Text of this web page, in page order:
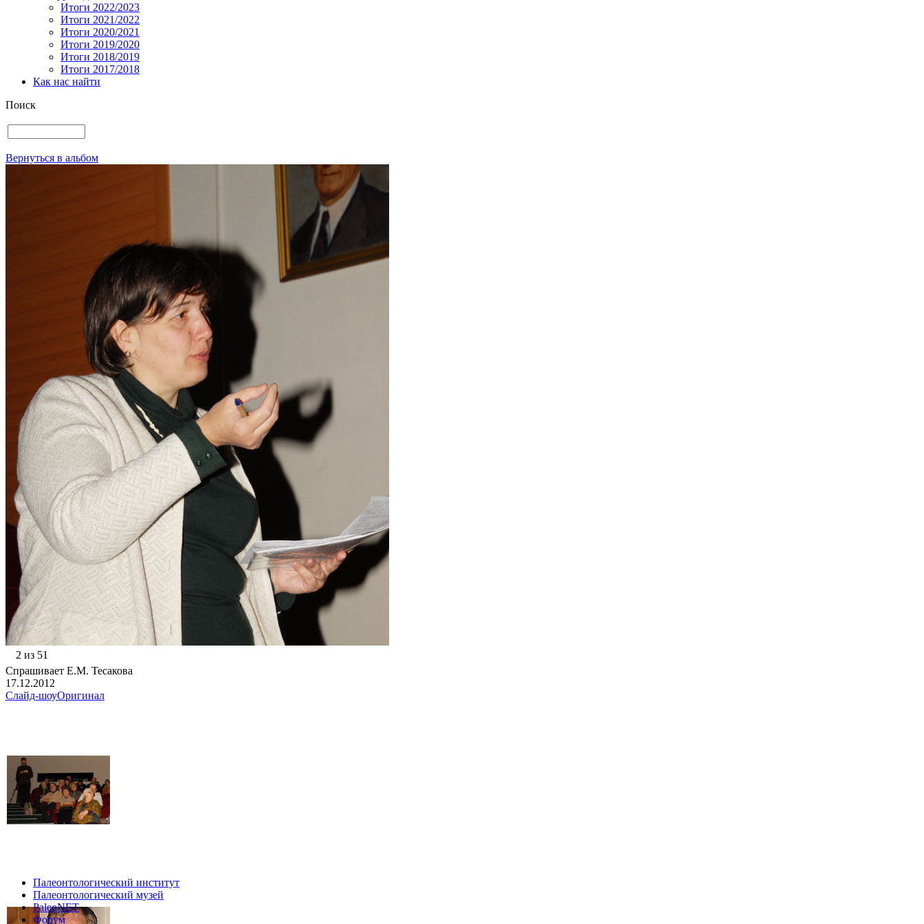
Итоги 2022/2023
Итоги 2021/2022
Итоги 2020/2021
Итоги 2019/2020
Итоги 2018/2019
Итоги 2017/2018
Как нас найти
Поиск
Вернуться в альбом
2 из 51
Спрашивает Е.М. Тесакова
17.12.2012
Слайд-шоуОригинал
Палеонтологический институт
Палеонтологический музей
PaleoNET
Форум